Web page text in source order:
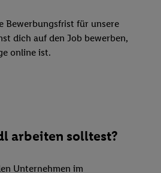
Bewerbungsfrist für unsere
dich auf den Job bewerben,
online ist.
arbeiten solltest?
Unternehmen im